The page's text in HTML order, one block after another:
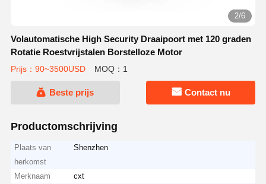
2/6
Volautomatische High Security Draaipoort met 120 graden
Rotatie Roestvrijstalen Borstelloze Motor
Prijs：90~3500USD MOQ：1
Beste prijs Contact nu
Productomschrijving
Plaats van
herkomst
Shenzhen
Merknaam
cxt